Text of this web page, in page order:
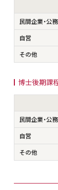
民間企業・公
自営
その他
博士後期課
民間企業・公
自営
その他